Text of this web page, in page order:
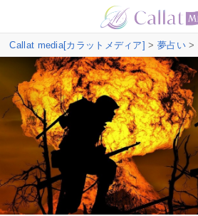
Callat media[カラットメディア] > 夢占い>